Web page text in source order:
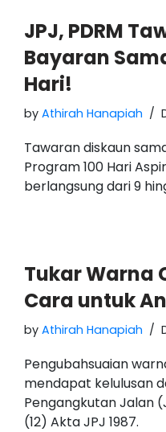
JPJ, PDRM
Bayaran
Hari!
by Athirah Hanapiah
Tawaran diskaun
Program 100 Hari
berlangsung dari 9
Tukar Warna
Cara untuk
by Athirah Hanapiah
Pengubahsuaian
mendapat kelulusan
Pengangkutan Jalan
(12) Akta JPJ 1987.